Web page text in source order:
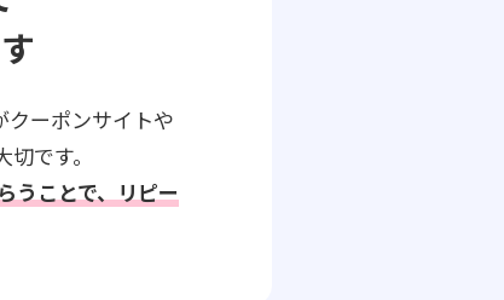
クーポンサイトや
です。
うことで、リピー